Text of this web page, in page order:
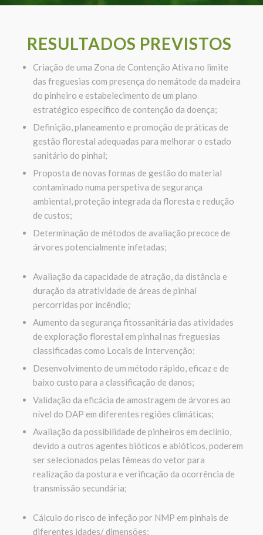
RESULTADOS PREVISTOS
Criação de uma Zona de Contenção Ativa no limite
das freguesias com presença do nemátode da madeira
do pinheiro e estabelecimento de um plano
estratégico específico de contenção da doença;
Definição, planeamento e promoção de práticas de
gestão florestal adequadas para melhorar o estado
sanitário do pinhal;
Proposta de novas formas de gestão do material
contaminado numa perspetiva de segurança
ambiental, proteção integrada da floresta e redução
de custos;
Determinação de métodos de avaliação precoce de
árvores potencialmente infetadas;
Avaliação da capacidade de atração, da distância e
duração da atratividade de áreas de pinhal
percorridas por incêndio;
Aumento da segurança fitossanitária das atividades
de exploração florestal em pinhal nas freguesias
classificadas como Locais de Intervenção;
Desenvolvimento de um método rápido, eficaz e de
baixo custo para a classificação de danos;
Validação da eficácia de amostragem de árvores ao
nível do DAP em diferentes regiões climáticas;
Avaliação da possibilidade de pinheiros em declínio,
devido a outros agentes bióticos e abióticos, poderem
ser selecionados pelas fêmeas do vetor para
realização da postura e verificação da ocorrência de
transmissão secundária;
Cálculo do risco de infeção por NMP em pinhais de
diferentes idades/ dimensões;